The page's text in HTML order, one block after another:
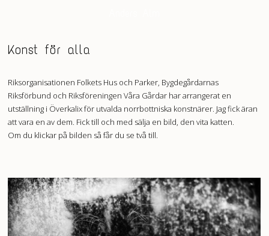
Konst för alla
Riksorganisationen Folkets Hus och Parker, Bygdegårdarnas
Riksförbund och Riksföreningen Våra Gårdar har arrangerat en
utställning i Överkalix för utvalda norrbottniska konstnärer. Jag fick äran
att vara en av dem. Fick till och med sälja en bild, den vita katten.
Om du klickar på bilden så får du se två till.